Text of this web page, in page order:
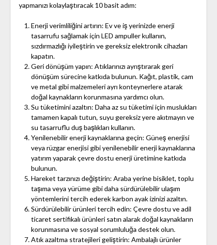
yapmanızı kolaylaştıracak 10 basit adım:
Enerji verimliliğini artırın: Ev ve iş yerinizde enerji
tasarrufu sağlamak için LED ampuller kullanın,
sızdırmazlığı iyileştirin ve gereksiz elektronik cihazları
kapatın.
Geri dönüşüm yapın: Atıklarınızı ayrıştırarak geri
dönüşüm sürecine katkıda bulunun. Kağıt, plastik, cam
ve metal gibi malzemeleri ayrı konteynerlere atarak
doğal kaynakların korunmasına yardımcı olun.
Su tüketimini azaltın: Daha az su tüketimi için muslukları
tamamen kapalı tutun, suyu gereksiz yere akıtmayın ve
su tasarruflu duş başlıkları kullanın.
Yenilenebilir enerji kaynaklarına geçin: Güneş enerjisi
veya rüzgar enerjisi gibi yenilenebilir enerji kaynaklarına
yatırım yaparak çevre dostu enerji üretimine katkıda
bulunun.
Hareket tarzınızı değiştirin: Araba yerine bisiklet, toplu
taşıma veya yürüme gibi daha sürdürülebilir ulaşım
yöntemlerini tercih ederek karbon ayak izinizi azaltın.
Sürdürülebilir ürünleri tercih edin: Çevre dostu ve adil
ticaret sertifikalı ürünleri satın alarak doğal kaynakların
korunmasına ve sosyal sorumluluğa destek olun.
Atık azaltma stratejileri geliştirin: Ambalajlı ürünler